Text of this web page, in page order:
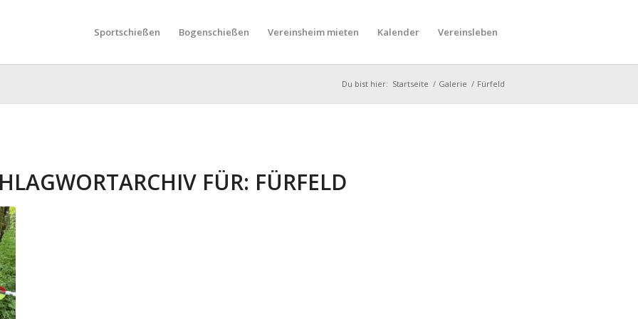
Sportschießen Bogenschießen Vereinsheim mieten Kalender Vereinsleben
Du bist hier: Startseite / Galerie / Fürfeld
FÜR: FÜRFELD